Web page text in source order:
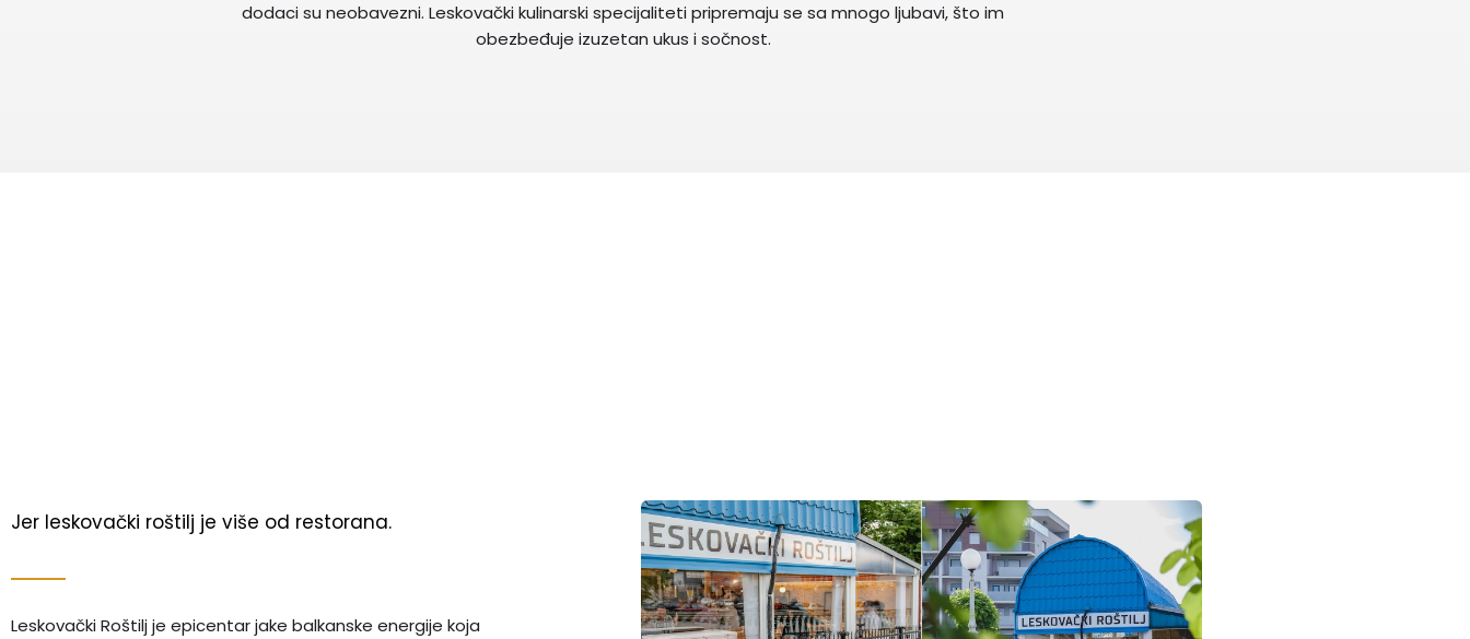
dodaci su neobavezni. Leskovački kulinarski specijaliteti pripremaju se sa mnogo ljubavi, što im
obezbeđuje izuzetan ukus i sočnost.
Jer leskovački roštilj je više od restorana.
Leskovački Roštilj je epicentar jake balkanske energije koja